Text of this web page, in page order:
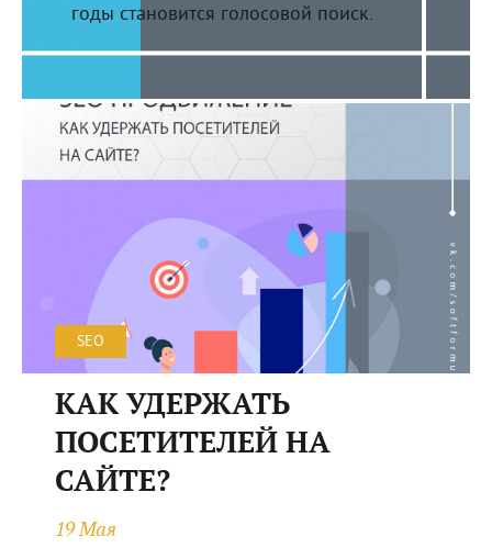
годы становится голосовой поиск.
SEO
КАК УДЕРЖАТЬ
ПОСЕТИТЕЛЕЙ НА
САЙТЕ?
19 Мая